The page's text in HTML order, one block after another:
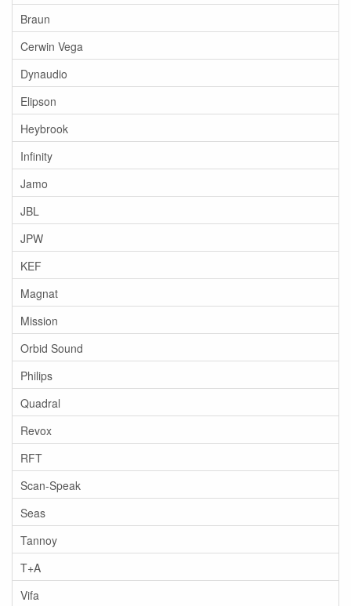
Braun
Cerwin Vega
Dynaudio
Elipson
Heybrook
Infinity
Jamo
JBL
JPW
KEF
Magnat
Mission
Orbid Sound
Philips
Quadral
Revox
RFT
Scan-Speak
Seas
Tannoy
T+A
Vifa